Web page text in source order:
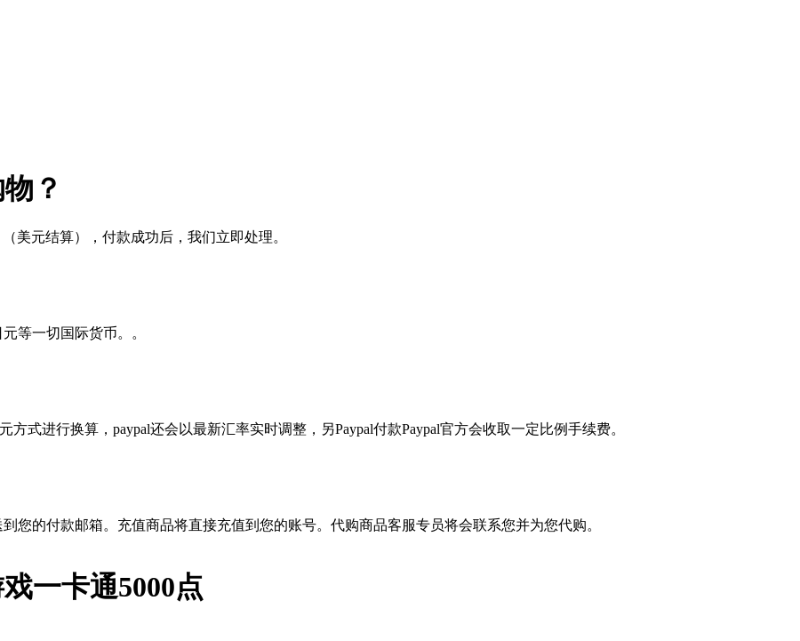
？
美元结算），付款成功后，我们立即处理。
等一切国际货币。。
式进行换算，paypal还会以最新汇率实时调整，另Paypal付款Paypal官方会收取一定比例手续费。
您的付款邮箱。充值商品将直接充值到您的账号。代购商品客服专员将会联系您并为您代购。
一卡通5000点